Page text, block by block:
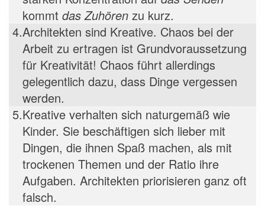
kommt das Zuhören zu kurz.
4.Architekten sind Kreative. Chaos bei der
Arbeit zu ertragen ist Grundvoraussetzung
für Kreativität! Chaos führt allerdings
gelegentlich dazu, dass Dinge vergessen
werden.
5.Kreative verhalten sich naturgemäß wie
Kinder. Sie beschäftigen sich lieber mit
Dingen, die ihnen Spaß machen, als mit
trockenen Themen und der Ratio ihre
Aufgaben. Architekten priorisieren ganz oft
falsch.